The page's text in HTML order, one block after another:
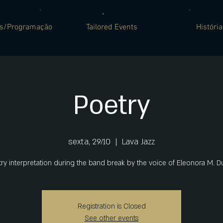
Programação Tailored Events História
Poetry
sexta, 29/10
  |
Lava Jazz
interpretation during the band break by the voice of Eleonora M.
Registration is Closed
See other events